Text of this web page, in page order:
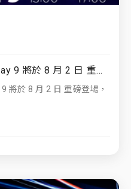
SparkLabs Taiwan DemoDay 9 將於 8 月 2 日 重磅登場！
將於 8 月 2 日 重磅登場，